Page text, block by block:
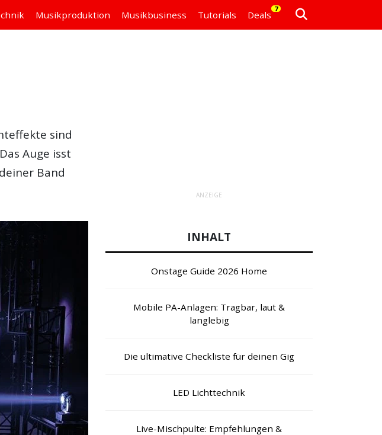
Musikproduktion Musikbusiness Tutorials Deals
7
sind
Auge isst
Band
ANZEIGE
INHALT
Onstage Guide 2026 Home
Mobile PA-Anlagen: Tragbar, laut &
langlebig
Die ultimative Checkliste für deinen Gig
LED Lichttechnik
Live-Mischpulte: Empfehlungen &